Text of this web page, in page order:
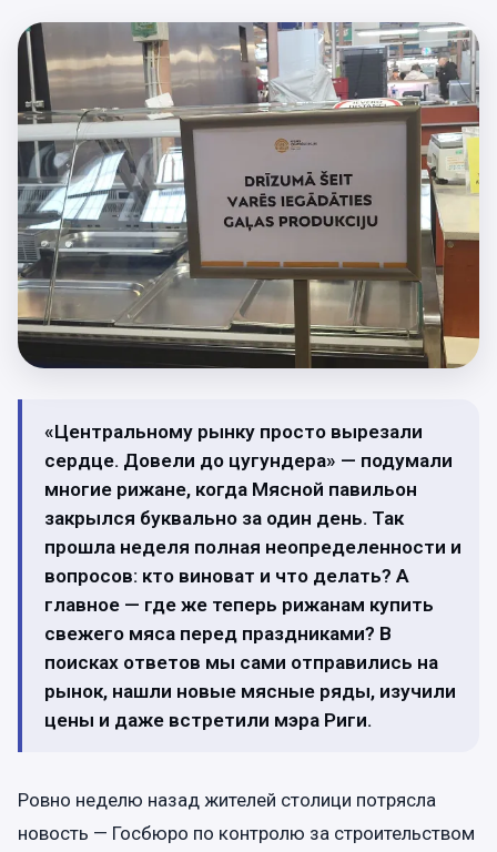
«Центральному рынку просто вырезали
сердце. Довели до цугундера» — подумали
многие рижане, когда Мясной павильон
закрылся буквально за один день. Так
прошла неделя полная неопределенности и
вопросов: кто виноват и что делать? А
главное — где же теперь рижанам купить
свежего мяса перед праздниками? В
поисках ответов мы сами отправились на
рынок, нашли новые мясные ряды, изучили
цены и даже встретили мэра Риги.
Ровно неделю назад жителей столици потрясла
новость — Госбюро по контролю за строительством